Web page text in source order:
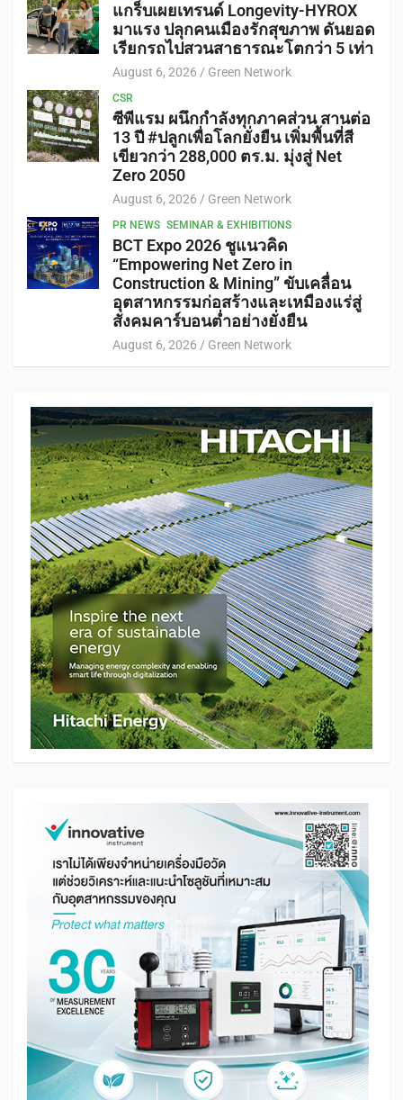
แกร็บเผยเทรนด์ Longevity-HYROX
มาแรง ปลุกคนเมืองรักสุขภาพ ดันยอด
เรียกรถไปสวนสาธารณะโตกว่า 5 เท่า
August 6, 2026 Green Network
CSR
ซีพีแรม ผนึกกำลังทุกภาคส่วน สานต่อ
13 ปี #ปลูกเพื่อโลกยั่งยืน เพิ่มพื้นที่สี
เขียวกว่า 288,000 ตร.ม. มุ่งสู่ Net
Zero 2050
August 6, 2026 Green Network
PR NEWS SEMINAR & EXHIBITIONS
BCT Expo 2026 ชูแนวคิด
“Empowering Net Zero in
Construction & Mining” ขับเคลื่อน
อุตสาหกรรมก่อสร้างและเหมืองแร่สู่
สังคมคาร์บอนต่ำอย่างยั่งยืน
August 6, 2026 Green Network